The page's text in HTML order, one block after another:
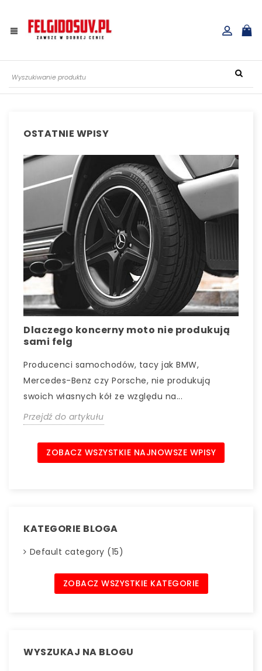
view_headline
OSTATNIE WPISY
Dlaczego koncerny moto nie produkują
sami felg
Producenci samochodów, tacy jak BMW,
Mercedes-Benz czy Porsche, nie produkują
swoich własnych kół ze względu na...
Przejdź do artykułu
ZOBACZ WSZYSTKIE NAJNOWSZE WPISY
KATEGORIE BLOGA
Default category (15)
ZOBACZ WSZYSTKIE KATEGORIE
WYSZUKAJ NA BLOGU